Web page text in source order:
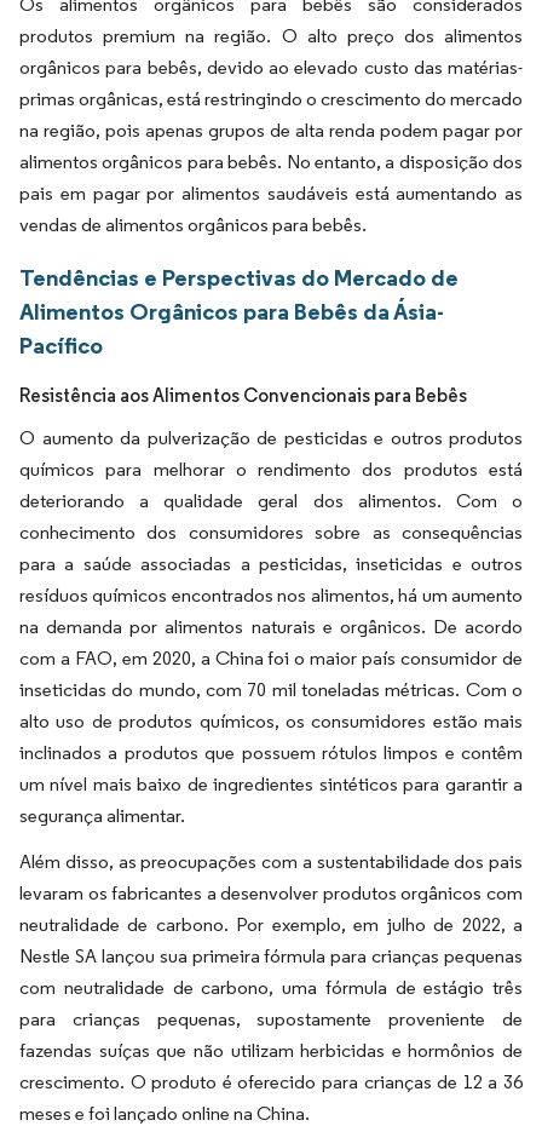
produtos premium na região. O alto preço dos alimentos
orgânicos para bebês, devido ao elevado custo das matérias-
primas orgânicas, está restringindo o crescimento do mercado
na região, pois apenas grupos de alta renda podem pagar por
alimentos orgânicos para bebês. No entanto, a disposição dos
pais em pagar por alimentos saudáveis está aumentando as
vendas de alimentos orgânicos para bebês.
Tendências e Perspectivas do Mercado de
Alimentos Orgânicos para Bebês da Ásia-
Pacífico
Resistência aos Alimentos Convencionais para Bebês
O aumento da pulverização de pesticidas e outros produtos
químicos para melhorar o rendimento dos produtos está
deteriorando a qualidade geral dos alimentos. Com o
conhecimento dos consumidores sobre as consequências
para a saúde associadas a pesticidas, inseticidas e outros
resíduos químicos encontrados nos alimentos, há um aumento
na demanda por alimentos naturais e orgânicos. De acordo
com a FAO, em 2020, a China foi o maior país consumidor de
inseticidas do mundo, com 70 mil toneladas métricas. Com o
alto uso de produtos químicos, os consumidores estão mais
inclinados a produtos que possuem rótulos limpos e contêm
um nível mais baixo de ingredientes sintéticos para garantir a
segurança alimentar.
Além disso, as preocupações com a sustentabilidade dos pais
levaram os fabricantes a desenvolver produtos orgânicos com
neutralidade de carbono. Por exemplo, em julho de 2022, a
Nestle SA lançou sua primeira fórmula para crianças pequenas
com neutralidade de carbono, uma fórmula de estágio três
para crianças pequenas, supostamente proveniente de
fazendas suíças que não utilizam herbicidas e hormônios de
crescimento. O produto é oferecido para crianças de 12 a 36
meses e foi lançado online na China.